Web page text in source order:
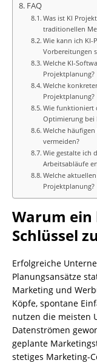
FAQ
Was ist KI
traditionellen
Wie kann ich
Vorbereitungen
Welche KI-
Projektplanung?
Welche
Projektplanung?
Wie funktioniert
Optimierung bei
Welche
vermeiden?
Wie gestalte ich
Arbeitsabläufe
Welche
Projektplanung?
Warum ein
Schlüssel
Erfolgreiche
Planungsansätze
Marketing und
Köpfe, spontane
nutzen die meisten
Datenströmen
geplante
stetiges Marketing-